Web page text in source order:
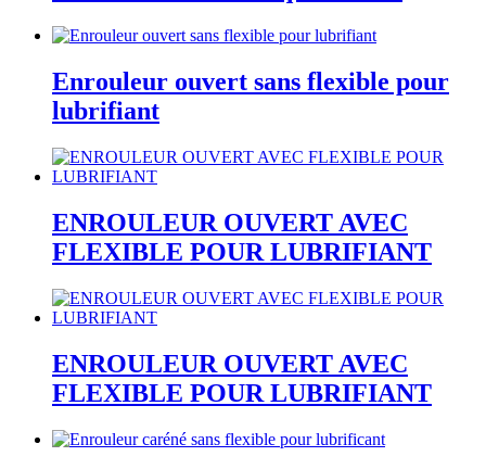
Enrouleur ouvert sans flexible pour
lubrifiant
ENROULEUR OUVERT AVEC
FLEXIBLE POUR LUBRIFIANT
ENROULEUR OUVERT AVEC
FLEXIBLE POUR LUBRIFIANT